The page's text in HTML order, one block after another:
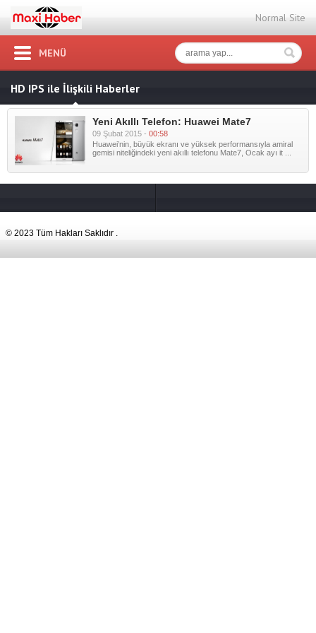
Normal Site
MENÜ
HD IPS ile İlişkili Haberler
Yeni Akıllı Telefon: Huawei Mate7
09 Şubat 2015 - 00:58
Huawei’nin, büyük ekranı ve yüksek performansıyla amiral
gemisi niteliğindeki yeni akıllı telefonu Mate7, Ocak ayı it ...
© 2023 Tüm Hakları Saklıdır .